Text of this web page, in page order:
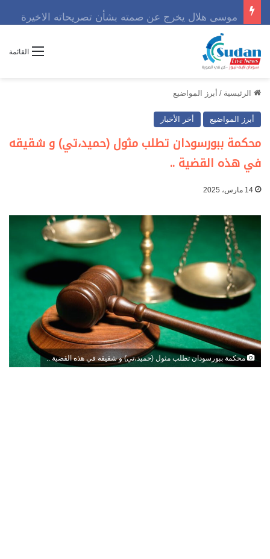
موسى هلال يخرج عن صمته بشأن تصريحاته الاخيرة
القائمة
الرئيسية / أبرز المواضيع
أبرز المواضيع أخر الأخبار
محكمة ببورسودان تطلب مثول (حميد،تي) و شقيقه
في هذه القضية ..
14 مارس، 2025
محكمة ببورسودان تطلب مثول (حميد،تي) و شقيقه في هذه القضية ..